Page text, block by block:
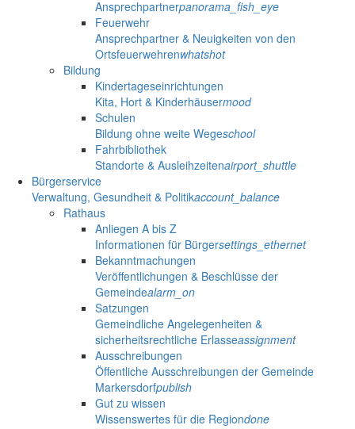
Ansprechpartnerpanorama_fish_eye
Feuerwehr
Ansprechpartner & Neuigkeiten von den
Ortsfeuerwehrenwhatshot
Bildung
Kindertageseinrichtungen
Kita, Hort & Kinderhäusermood
Schulen
Bildung ohne weite Wegeschool
Fahrbibliothek
Standorte & Ausleihzeitenairport_shuttle
Bürgerservice
Verwaltung, Gesundheit & Politikaccount_balance
Rathaus
Anliegen A bis Z
Informationen für Bürgersettings_ethernet
Bekanntmachungen
Veröffentlichungen & Beschlüsse der
Gemeindealarm_on
Satzungen
Gemeindliche Angelegenheiten &
sicherheitsrechtliche Erlasseassignment
Ausschreibungen
Öffentliche Ausschreibungen der Gemeinde
Markersdorfpublish
Gut zu wissen
Wissenswertes für die Regiondone